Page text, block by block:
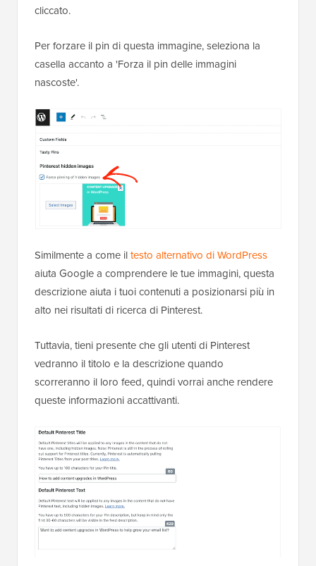
cliccato.
Per forzare il pin di questa immagine, seleziona la
casella accanto a 'Forza il pin delle immagini
nascoste'.
Similmente a come iltesto alternativo di WordPress
aiuta Google a comprendere le tue immagini, questa
descrizione aiuta i tuoi contenuti a posizionarsi più in
alto nei risultati di ricerca di Pinterest.
Tuttavia, tieni presente che gli utenti di Pinterest
vedranno il titolo e la descrizione quando
scorreranno il loro feed, quindi vorrai anche rendere
queste informazioni accattivanti.